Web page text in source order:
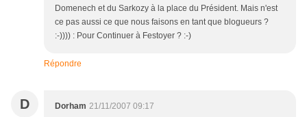
Domenech et du Sarkozy à la place du Président. Mais n'est
ce pas aussi ce que nous faisons en tant que blogueurs ?
:-)))) : Pour Continuer à Festoyer ? :-)
Répondre
D Dorham 21/11/2007 09:17